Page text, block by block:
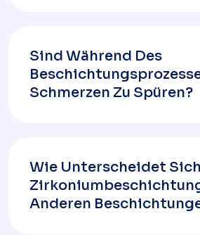
Sind Während Des
Schmerzen Zu Spüren?
Wie Unterscheidet
Anderen